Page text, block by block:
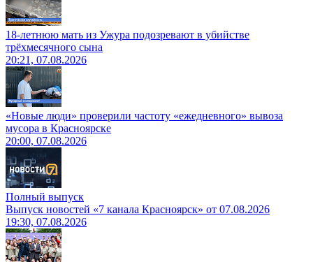
18-летнюю мать из Ужура подозревают в убийстве
трёхмесячного сына
20:21, 07.08.2026
«Новые люди» проверили частоту «ежедневного» вывоза
мусора в Красноярске
20:00, 07.08.2026
Полный выпуск
Выпуск новостей «7 канала Красноярск» от 07.08.2026
19:30, 07.08.2026